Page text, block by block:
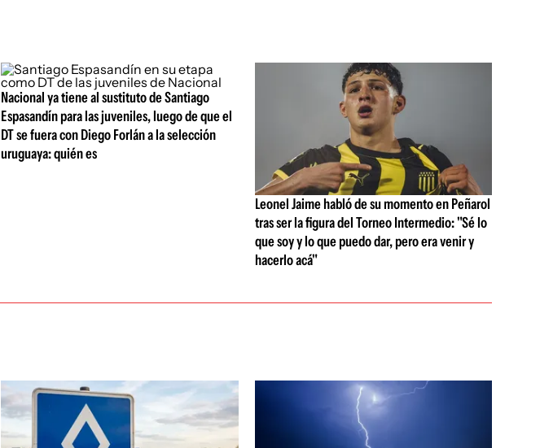
Nacional ya tiene al sustituto de Santiago
Espasandín para las juveniles, luego de que el
DT se fuera con Diego Forlán a la selección
uruguaya: quién es
Leonel Jaime habló de su momento en Peñarol
tras ser la figura del Torneo Intermedio: "Sé lo
que soy y lo que puedo dar, pero era venir y
hacerlo acá"